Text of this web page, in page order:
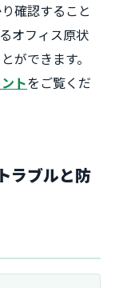
確認すること
オフィス原状
ができます。
トをご覧くだ
ラブルと防